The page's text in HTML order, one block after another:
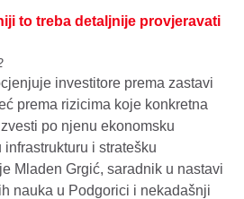
to treba detaljnije provjeravati
investitore prema zastavi
prema rizicima koje konkretna
po njenu ekonomsku
i stratešku
Mladen Grgić, saradnik u nastavi
nauka u Podgorici i nekadašnji